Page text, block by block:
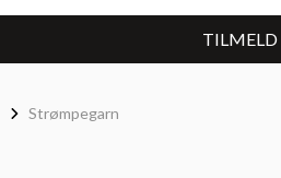
TILMELD
Strømpegarn